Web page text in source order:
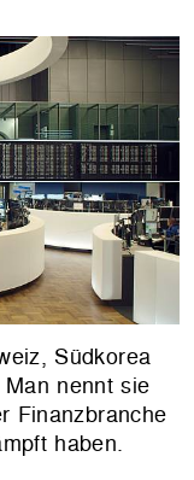
Südkorea
nennt sie
Finanzbranche
haben.